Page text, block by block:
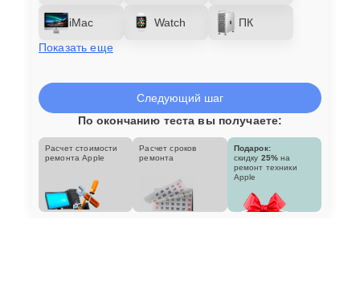
iMac Watch
ПК
Показать еще
Следующий шаг
По окончанию теста вы получаете:
Расчет стоимости
ремонта Apple
Расчет сроков
ремонта
Подарок:
скидку 25% на
ремонт техники
Apple